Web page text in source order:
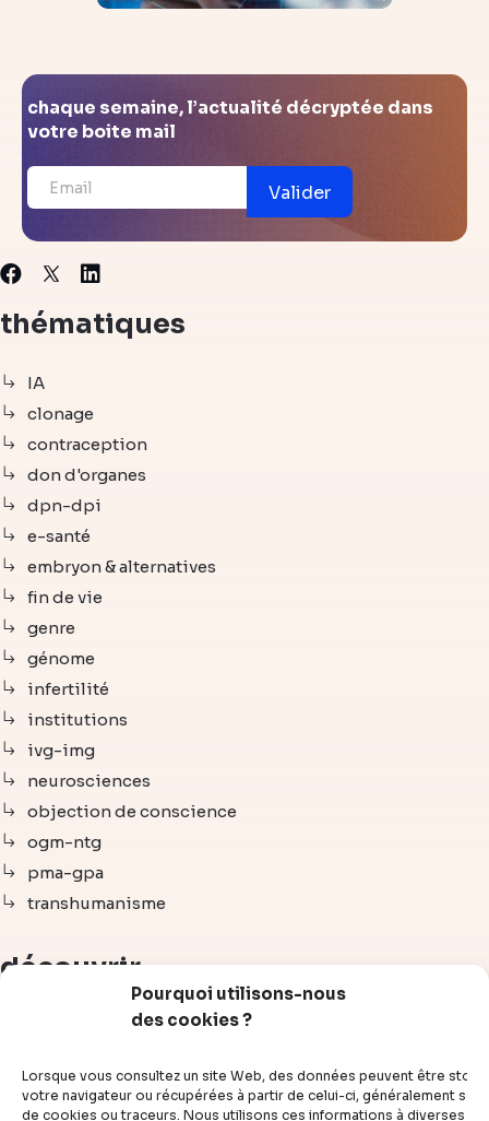
Pourquoi utilisons-nous
des cookies ?
Lorsque vous consultez un site Web, des données peuvent être
votre navigateur ou récupérées à partir de celui-ci, généralement
de cookies ou traceurs. Nous utilisons ces informations à diverses
chaque semaine, l’actualité décryptée dans
votre boite mail
Valider
Facebook
X Linkedin
thématiques
IA
clonage
contraception
don d'organes
dpn-dpi
e-santé
embryon & alternatives
fin de vie
genre
génome
infertilité
institutions
ivg-img
neurosciences
objection de conscience
ogm-ntg
pma-gpa
transhumanisme
découvrir
dossiers